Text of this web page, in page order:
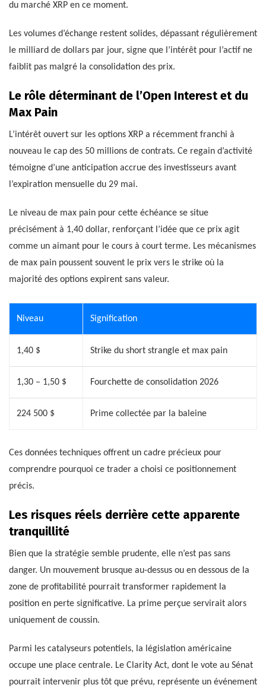
du marché XRP en ce moment.
Les volumes d’échange restent solides, dépassant régulièrement
le milliard de dollars par jour, signe que l’intérêt pour l’actif ne
faiblit pas malgré la consolidation des prix.
Le rôle déterminant de l’Open Interest et du
Max Pain
L’intérêt ouvert sur les options XRP a récemment franchi à
nouveau le cap des 50 millions de contrats. Ce regain d’activité
témoigne d’une anticipation accrue des investisseurs avant
l’expiration mensuelle du 29 mai.
Le niveau de max pain pour cette échéance se situe
précisément à 1,40 dollar, renforçant l’idée que ce prix agit
comme un aimant pour le cours à court terme. Les mécanismes
de max pain poussent souvent le prix vers le strike où la
majorité des options expirent sans valeur.
Niveau Signification
1,40 $ Strike du short strangle et max pain
1,30 – 1,50 $ Fourchette de consolidation 2026
224 500 $ Prime collectée par la baleine
Ces données techniques offrent un cadre précieux pour
comprendre pourquoi ce trader a choisi ce positionnement
précis.
Les risques réels derrière cette apparente
tranquillité
Bien que la stratégie semble prudente, elle n’est pas sans
danger. Un mouvement brusque au-dessus ou en dessous de la
zone de profitabilité pourrait transformer rapidement la
position en perte significative. La prime perçue servirait alors
uniquement de coussin.
Parmi les catalyseurs potentiels, la législation américaine
occupe une place centrale. Le Clarity Act, dont le vote au Sénat
pourrait intervenir plus tôt que prévu, représente un événement